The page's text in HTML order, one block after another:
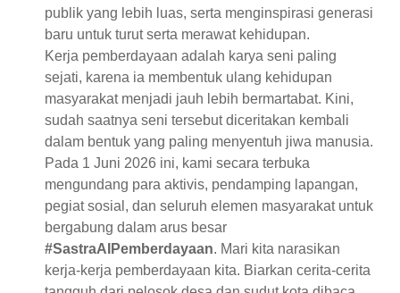
publik yang lebih luas, serta menginspirasi generasi
baru untuk turut serta merawat kehidupan.
Kerja pemberdayaan adalah karya seni paling
sejati, karena ia membentuk ulang kehidupan
masyarakat menjadi jauh lebih bermartabat. Kini,
sudah saatnya seni tersebut diceritakan kembali
dalam bentuk yang paling menyentuh jiwa manusia.
Pada 1 Juni 2026 ini, kami secara terbuka
mengundang para aktivis, pendamping lapangan,
pegiat sosial, dan seluruh elemen masyarakat untuk
bergabung dalam arus besar
#SastraAIPemberdayaan. Mari kita narasikan
kerja-kerja pemberdayaan kita. Biarkan cerita-cerita